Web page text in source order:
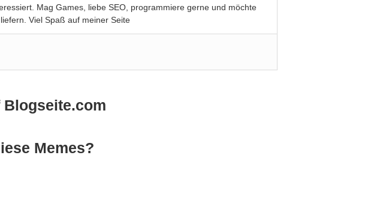
Mag Games, liebe SEO, programmiere gerne und möchte
Viel Spaß auf meiner Seite
Memes?